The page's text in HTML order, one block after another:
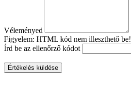
Véleményed
Figyelem: HTML kód nem illeszthető be!
Írd be az ellenőrző kódot
Értékelés küldése